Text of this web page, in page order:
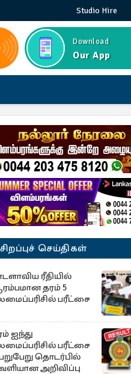
Studio Hire
Download
Our App
சிறப்புச் செய்திகள்
ரீதியில்
தரம் 5
பரீட்சை
ஐந்து
பரீட்சை
தொடர்பில்
அறிவிப்பு